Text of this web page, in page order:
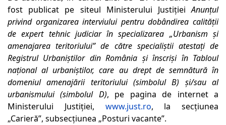
fost publicat pe siteul Ministerului JustițieiAnunțul
privind organizarea interviului pentru dobândirea calității
de expert tehnic judiciar în specializarea „Urbanism și
amenajarea teritoriului” de către specialiștii atestați de
Registrul Urbaniștilor din România și înscriși în Tabloul
național al urbaniștilor, care au drept de semnătură în
domeniul amenajării teritoriului (simbolul B) şi/sau al
urbanismului (simbolul D), pe pagina de internet a
Ministerului Justiției, www.just.ro, la secțiunea
„Carieră”, subsecțiunea „Posturi vacante”.